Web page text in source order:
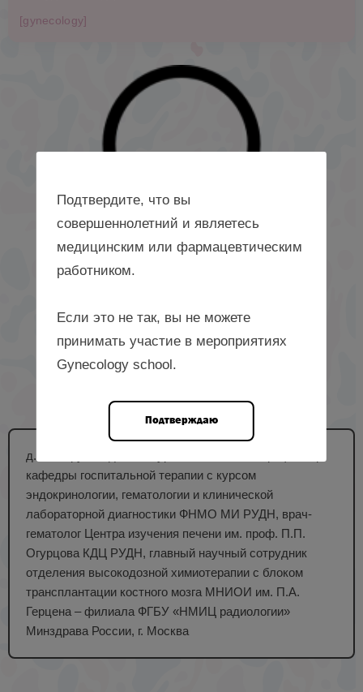
[gynecology]
д. м. н., руководитель курса гематологии, профессор
кафедры госпитальной терапии с курсом
эндокринологии, гематологии и клинической
лабораторной диагностики ФНМО МИ РУДН, врач-
гематолог Центра изучения печени им. проф. П.П.
Огурцова КДЦ РУДН, главный научный сотрудник
отделения высокодозной химиотерапии с блоком
трансплантации костного мозга МНИОИ им. П.А.
Герцена – филиала ФГБУ «НМИЦ радиологии»
Минздрава России, г. Москва
Подтвердите, что вы
совершеннолетний и являетесь
медицинским или фармацевтическим
работником.
Если это не так, вы не можете
принимать участие в мероприятиях
Gynecology school.
Подтверждаю